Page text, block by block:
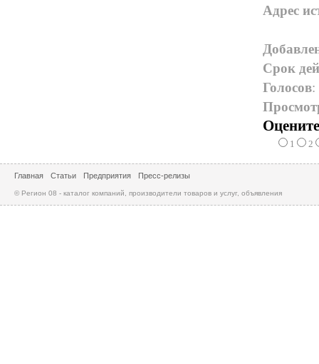
Адрес
Срок
Голосов:
1 2
Главная Статьи Предприятия Пресс-релизы
© Регион 08 - каталог компаний, производители товаров и услуг, объявления